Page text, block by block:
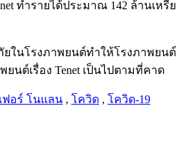
ทำรายได้ประมาณ 142 ล้าน
ในโรงภาพยนต์ทำให้โรงภาพย
นต์เรื่อง Tenet เป็นไปตามที่คาด
ฟอร์ โนแลน , โควิด , โควิด-19